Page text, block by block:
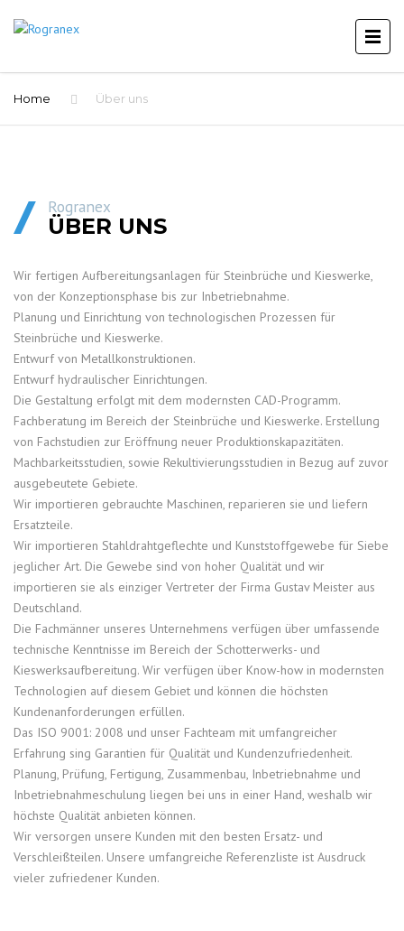
Home Über uns
Rogranex
ÜBER UNS
Wir fertigen Aufbereitungsanlagen für Steinbrüche und Kieswerke,
von der Konzeptionsphase bis zur Inbetriebnahme.
Planung und Einrichtung von technologischen Prozessen für
Steinbrüche und Kieswerke.
Entwurf von Metallkonstruktionen.
Entwurf hydraulischer Einrichtungen.
Die Gestaltung erfolgt mit dem modernsten CAD-Programm.
Fachberatung im Bereich der Steinbrüche und Kieswerke. Erstellung
von Fachstudien zur Eröffnung neuer Produktionskapazitäten.
Machbarkeitsstudien, sowie Rekultivierungsstudien in Bezug auf zuvor
ausgebeutete Gebiete.
Wir importieren gebrauchte Maschinen, reparieren sie und liefern
Ersatzteile.
Wir importieren Stahldrahtgeflechte und Kunststoffgewebe für Siebe
jeglicher Art. Die Gewebe sind von hoher Qualität und wir
importieren sie als einziger Vertreter der Firma Gustav Meister aus
Deutschland.
Die Fachmänner unseres Unternehmens verfügen über umfassende
technische Kenntnisse im Bereich der Schotterwerks- und
Kieswerksaufbereitung. Wir verfügen über Know-how in modernsten
Technologien auf diesem Gebiet und können die höchsten
Kundenanforderungen erfüllen.
Das ISO 9001: 2008 und unser Fachteam mit umfangreicher
Erfahrung sing Garantien für Qualität und Kundenzufriedenheit.
Planung, Prüfung, Fertigung, Zusammenbau, Inbetriebnahme und
Inbetriebnahmeschulung liegen bei uns in einer Hand, weshalb wir
höchste Qualität anbieten können.
Wir versorgen unsere Kunden mit den besten Ersatz- und
Verschleißteilen. Unsere umfangreiche Referenzliste ist Ausdruck
vieler zufriedener Kunden.